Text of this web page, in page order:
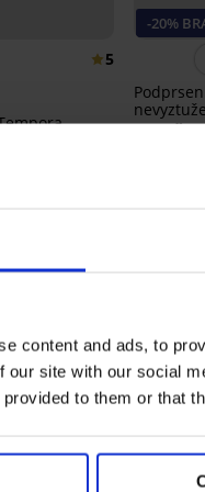
content and ads, to
our site with our social
to them or that
5
-20%
799 Kč